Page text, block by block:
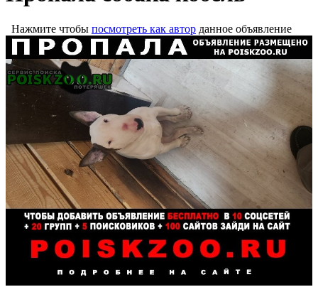
Нажмите чтобы посмотреть как автор данное объявление